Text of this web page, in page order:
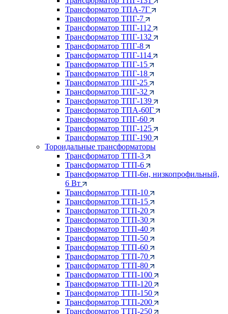
Трансформатор ТПА-7Г
Трансформатор ТПГ-7
Трансформатор ТПГ-112
Трансформатор ТПГ-132
Трансформатор ТПГ-8
Трансформатор ТПГ-114
Трансформатор ТПГ-15
Трансформатор ТПГ-18
Трансформатор ТПГ-25
Трансформатор ТПГ-32
Трансформатор ТПГ-139
Трансформатор ТПА-60Г
Трансформатор ТПГ-60
Трансформатор ТПГ-125
Трансформатор ТПГ-190
Тороидальные трансформаторы
Трансформатор ТТП-3
Трансформатор ТТП-6
Трансформатор ТТП-6н, низкопрофильный,
6 Вт
Трансформатор ТТП-10
Трансформатор ТТП-15
Трансформатор ТТП-20
Трансформатор ТТП-30
Трансформатор ТТП-40
Трансформатор ТТП-50
Трансформатор ТТП-60
Трансформатор ТТП-70
Трансформатор ТТП-80
Трансформатор ТТП-100
Трансформатор ТТП-120
Трансформатор ТТП-150
Трансформатор ТТП-200
Трансформатор ТТП-250